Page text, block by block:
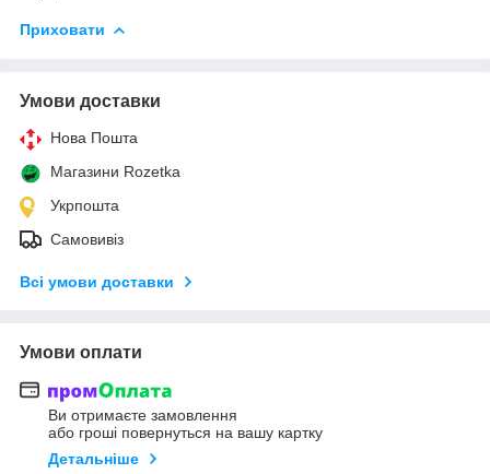
Приховати
Умови доставки
Нова Пошта
Магазини Rozetka
Укрпошта
Самовивіз
Всі умови доставки
Умови оплати
Ви отримаєте замовлення
або гроші повернуться на вашу картку
Детальніше